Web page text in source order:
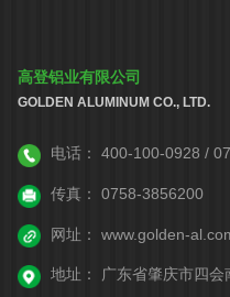
高登铝业有限公司
GOLDEN ALUMINUM CO., LTD.
电话： 400-100-0928 /
传真： 0758-3856200
网址： www.golden-
地址： 广东省肇庆市四